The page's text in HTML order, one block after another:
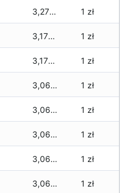
3,270 zł 1 zł
3,170 zł 1 zł
3,170 zł 1 zł
3,065 zł 1 zł
3,065 zł 1 zł
3,065 zł 1 zł
3,065 zł 1 zł
3,065 zł 1 zł